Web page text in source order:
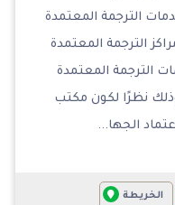
الترجمة المعتمدة
الترجمة المعتمدة
الترجمة المعتمدة
نظرًا لكون مكتب
الجها...
الخريطة